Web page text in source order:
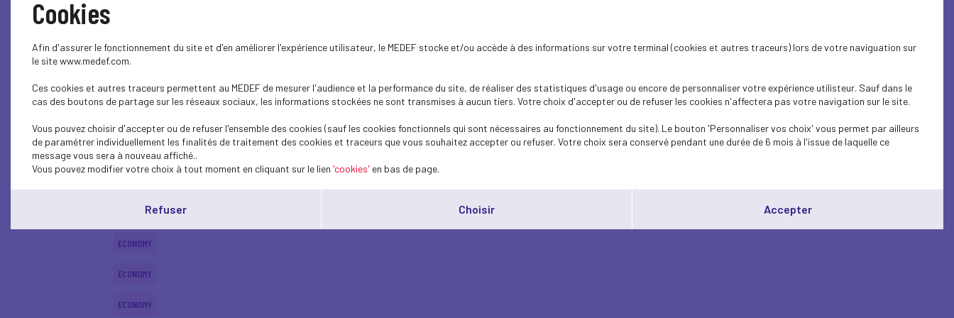
ECONOMY
ECONOMY
ECONOMY
ECONOMY
ECONOMY
ECONOMY
ECONOMY
Cookies
Afin d'assurer le fonctionnement du site et d'en améliorer l'expérience utilisateur, le MEDEF stocke et/ou accède à des informations sur votre terminal (cookies et autres traceurs) lors de votre naviguation sur
le site www.medef.com.
Ces cookies et autres traceurs permettent au MEDEF de mesurer l'audience et la performance du site, de réaliser des statistiques d'usage ou encore de personnaliser votre expérience utilisteur. Sauf dans le
cas des boutons de partage sur les réseaux sociaux, les informations stockées ne sont transmises à aucun tiers. Votre choix d'accepter ou de refuser les cookies n'affectera pas votre navigation sur le site.
Vous pouvez choisir d'accepter ou de refuser l'ensemble des cookies (sauf les cookies fonctionnels qui sont nécessaires au fonctionnement du site). Le bouton 'Personnaliser vos choix' vous permet par ailleurs
de paramétrer individuellement les finalités de traitement des cookies et traceurs que vous souhaitez accepter ou refuser. Votre choix sera conservé pendant une durée de 6 mois à l'issue de laquelle ce
message vous sera à nouveau affiché..
Vous pouvez modifier votre choix à tout moment en cliquant sur le lien 'cookies' en bas de page.
Refuser Choisir Accepter